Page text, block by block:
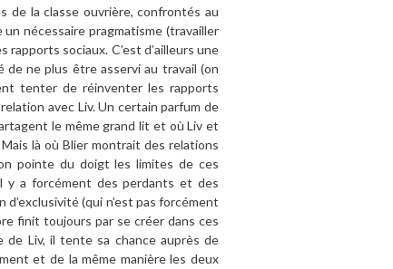
de la classe ouvrière, confrontés au
nécessaire pragmatisme (travailler
sociaux. C’est d’ailleurs une
ne plus être asservi au travail (on
tenter de réinventer les rapports
avec Liv. Un certain parfum de
le même grand lit et où Liv et
là où Blier montrait des relations
pointe du doigt les limites de ces
y a forcément des perdants et des
(qui n’est pas forcément
finit toujours par se créer dans ces
de Liv, il tente sa chance auprès de
et de la même manière les deux